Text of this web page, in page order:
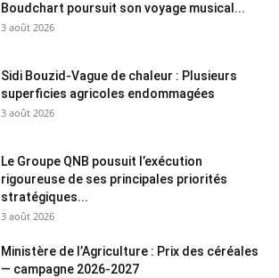
Boudchart poursuit son voyage musical...
3 août 2026
Sidi Bouzid-Vague de chaleur : Plusieurs
superficies agricoles endommagées
3 août 2026
Le Groupe QNB pousuit l’exécution
rigoureuse de ses principales priorités
stratégiques...
3 août 2026
Ministère de l’Agriculture : Prix des céréales
— campagne 2026-2027